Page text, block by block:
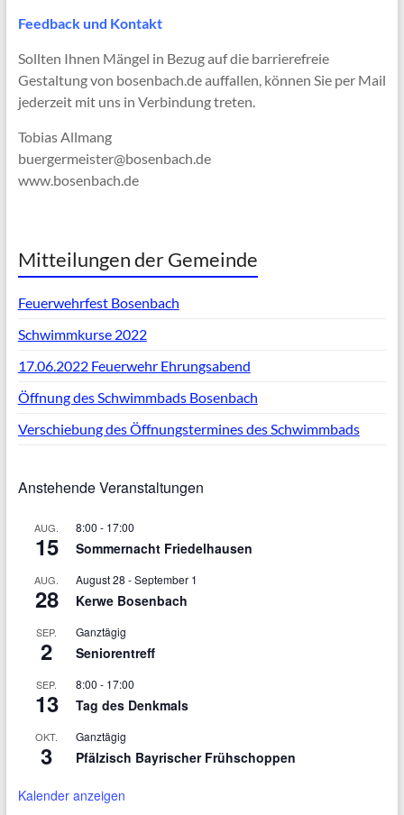
Feedback und Kontakt
Sollten Ihnen Mängel in Bezug auf die barrierefreie
Gestaltung von bosenbach.de auffallen, können Sie per Mail
jederzeit mit uns in Verbindung treten.
Tobias Allmang
buergermeister@bosenbach.de
www.bosenbach.de
Mitteilungen der Gemeinde
Feuerwehrfest Bosenbach
Schwimmkurse 2022
17.06.2022 Feuerwehr Ehrungsabend
Öffnung des Schwimmbads Bosenbach
Verschiebung des Öffnungstermines des Schwimmbads
Anstehende Veranstaltungen
AUG.
15
8:00 - 17:00
Sommernacht Friedelhausen
AUG.
28
August 28 -September 1
Kerwe Bosenbach
SEP.
2
Ganztägig
Seniorentreff
SEP.
13
8:00 - 17:00
Tag des Denkmals
OKT.
3
Ganztägig
Pfälzisch Bayrischer Frühschoppen
Kalender anzeigen